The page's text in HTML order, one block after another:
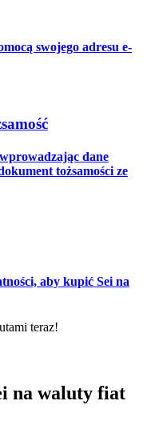
kontraktów futures
swojego adresu e-
dane
tożsamości ze
aby kupić Sei na
teraz!
na waluty fiat